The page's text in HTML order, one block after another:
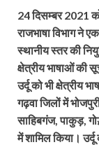
24 दिसम्बर 2021
राजभाषा विभाग ने
स्थानीय स्तर की
क्षेत्रीय भाषाओं की
उर्दू को भी क्षेत्रीय
गढ़वा जिलों में
साहिबगंज, पाकुड़,
में शामिल किया।